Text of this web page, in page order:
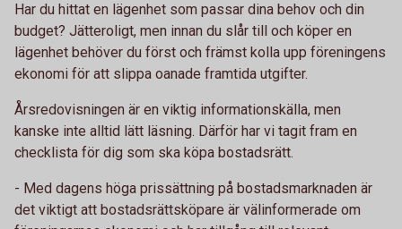
Har du hittat en lägenhet som passar dina behov och din
budget? Jätteroligt, men innan du slår till och köper en
lägenhet behöver du först och främst kolla upp föreningens
ekonomi för att slippa oanade framtida utgifter.
Årsredovisningen är en viktig informationskälla, men
kanske inte alltid lätt läsning. Därför har vi tagit fram en
checklista för dig som ska köpa bostadsrätt.
- Med dagens höga prissättning på bostadsmarknaden är
det viktigt att bostadsrättsköpare är välinformerade om